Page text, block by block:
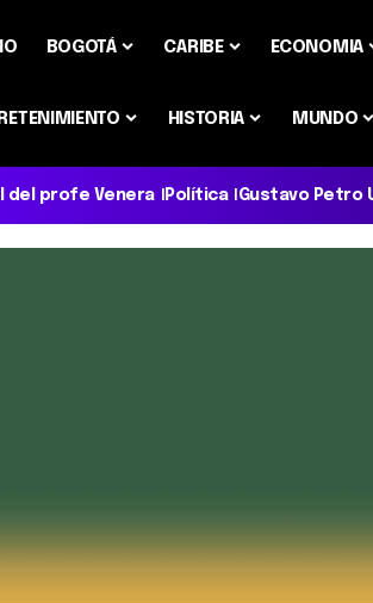
BOGOTÁ CARIBE ECONOMIA
HISTORIA MUNDO
del profe Venera Política Gustavo Petro